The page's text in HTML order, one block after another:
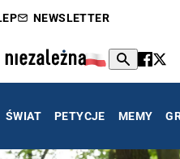
NEWSLETTER
ŚWIAT PETYCJE MEMY